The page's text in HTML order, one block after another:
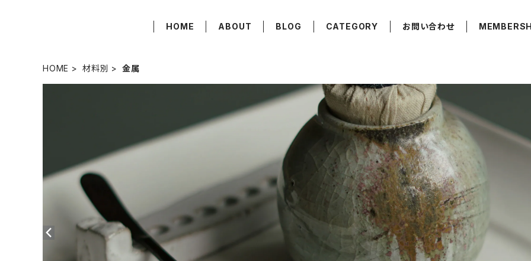
HOME ABOUT BLOG CATEGORY お問い合わせ
HOME 材料別 金属